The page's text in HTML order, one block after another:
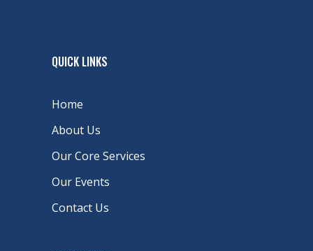
QUICK LINKS
Home
About Us
Our Core Services
Our Events
Contact Us